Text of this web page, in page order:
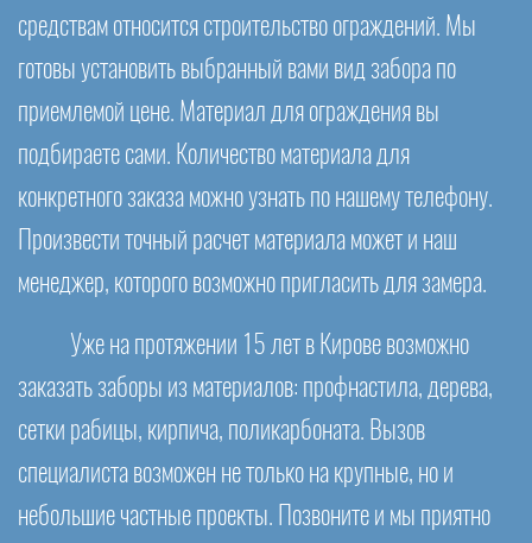
средствам относится строительство ограждений. Мы
готовы установить выбранный вами вид забора по
приемлемой цене. Материал для ограждения вы
подбираете сами. Количество материала для
конкретного заказа можно узнать по нашему телефону.
Произвести точный расчет материала может и наш
менеджер, которого возможно пригласить для замера.
Уже на протяжении 15 лет в Кирове возможно
заказать заборы из материалов: профнастила, дерева,
сетки рабицы, кирпича, поликарбоната. Вызов
специалиста возможен не только на крупные, но и
небольшие частные проекты. Позвоните и мы приятно